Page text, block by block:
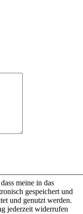
meine in das
gespeichert und
und genutzt werden.
jederzeit widerrufen